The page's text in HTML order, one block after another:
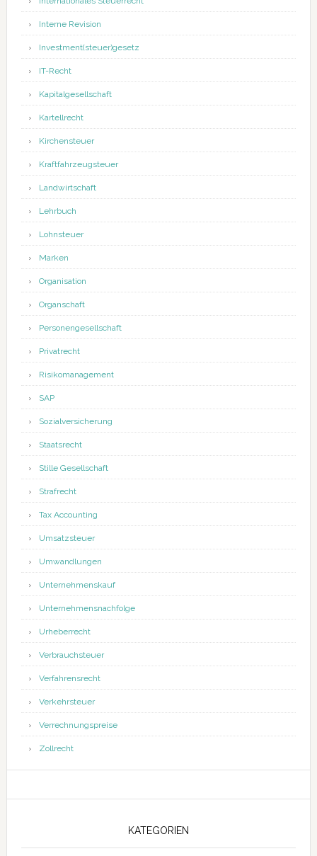
Interne Revision
Investment(steuer)gesetz
IT-Recht
Kapitalgesellschaft
Kartellrecht
Kirchensteuer
Kraftfahrzeugsteuer
Landwirtschaft
Lehrbuch
Lohnsteuer
Marken
Organisation
Organschaft
Personengesellschaft
Privatrecht
Risikomanagement
SAP
Sozialversicherung
Staatsrecht
Stille Gesellschaft
Strafrecht
Tax Accounting
Umsatzsteuer
Umwandlungen
Unternehmenskauf
Unternehmensnachfolge
Urheberrecht
Verbrauchsteuer
Verfahrensrecht
Verkehrsteuer
Verrechnungspreise
Zollrecht
KATEGORIEN